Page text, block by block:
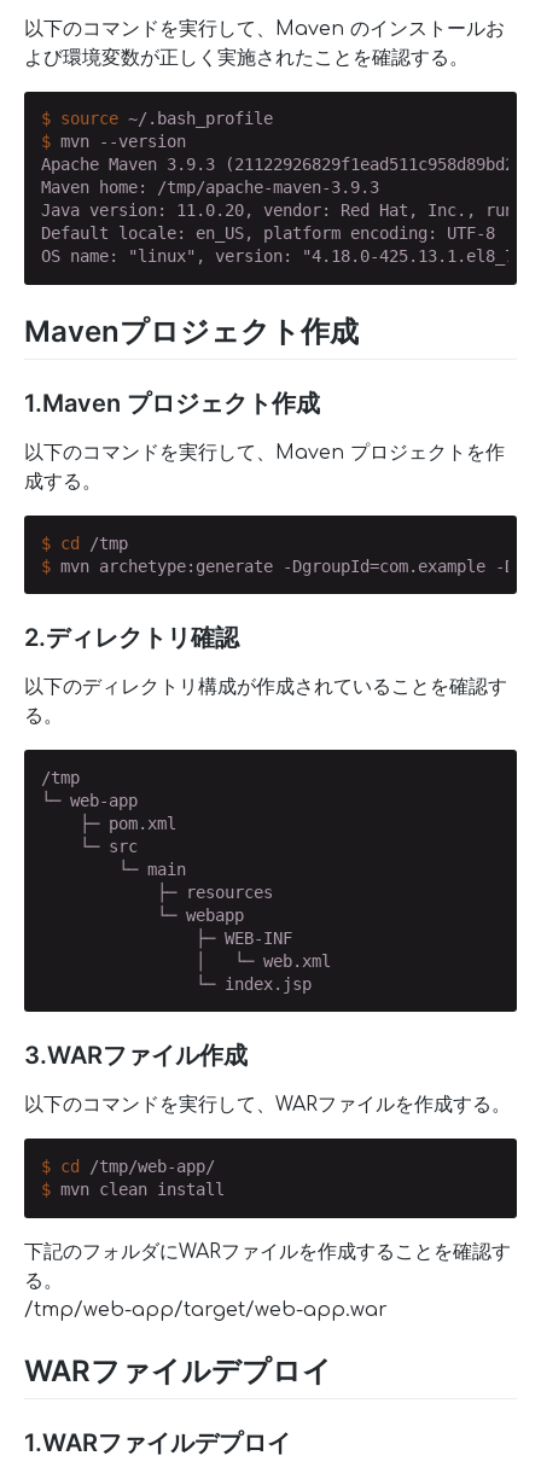
以下のコマンドを実行して、Maven のインストールお
よび環境変数が正しく実施されたことを確認する。
$ source ~/.bash_profile
$ mvn --version
Apache Maven 3.9.3
Maven home: /tmp/apache-maven-3.9.3
Java version: 11.0.20, vendor: Red Hat, Inc.,
Default locale: en_US, platform encoding: UTF-8
OS name: "linux", version: "4.18.0-
Mavenプロジェクト作成
1.Maven プロジェクト作成
以下のコマンドを実行して、Maven プロジェクトを作
成する。
$ cd /tmp
$ mvn archetype:generate -DgroupId=com.example -
2.ディレクトリ確認
以下のディレクトリ構成が作成されていることを確認す
る。
/tmp
└─ web-app
    ├─ pom.xml
    └─ src
        └─ main
            ├─ resources
            └─ webapp
                ├─ WEB-INF
                │   └─ web.xml
                └─ index.jsp
3.WARファイル作成
以下のコマンドを実行して、WARファイルを作成する。
$ cd /tmp/web-app/
$ mvn clean install
下記のフォルダにWARファイルを作成することを確認す
る。
/tmp/web-app/target/web-app.war
WARファイルデプロイ
1.WARファイルデプロイ